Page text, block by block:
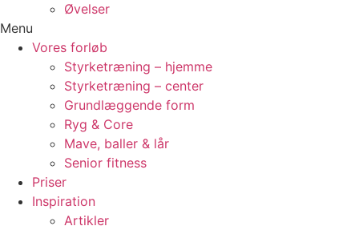
Øvelser
Menu
Vores forløb
Styrketræning – hjemme
Styrketræning – center
Grundlæggende form
Ryg & Core
Mave, baller & lår
Senior fitness
Priser
Inspiration
Artikler